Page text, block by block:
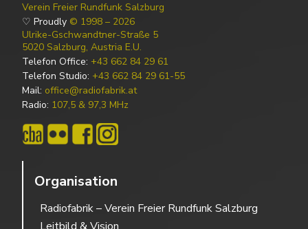
Verein Freier Rundfunk Salzburg
♡ Proudly © 1998 – 2026
Ulrike-Gschwandtner-Straße 5
5020 Salzburg, Austria E.U.
Telefon Office: +43 662 84 29 61
Telefon Studio: +43 662 84 29 61-55
Mail: office@radiofabrik.at
Radio: 107,5 & 97,3 MHz
Organisation
Radiofabrik – Verein Freier Rundfunk Salzburg